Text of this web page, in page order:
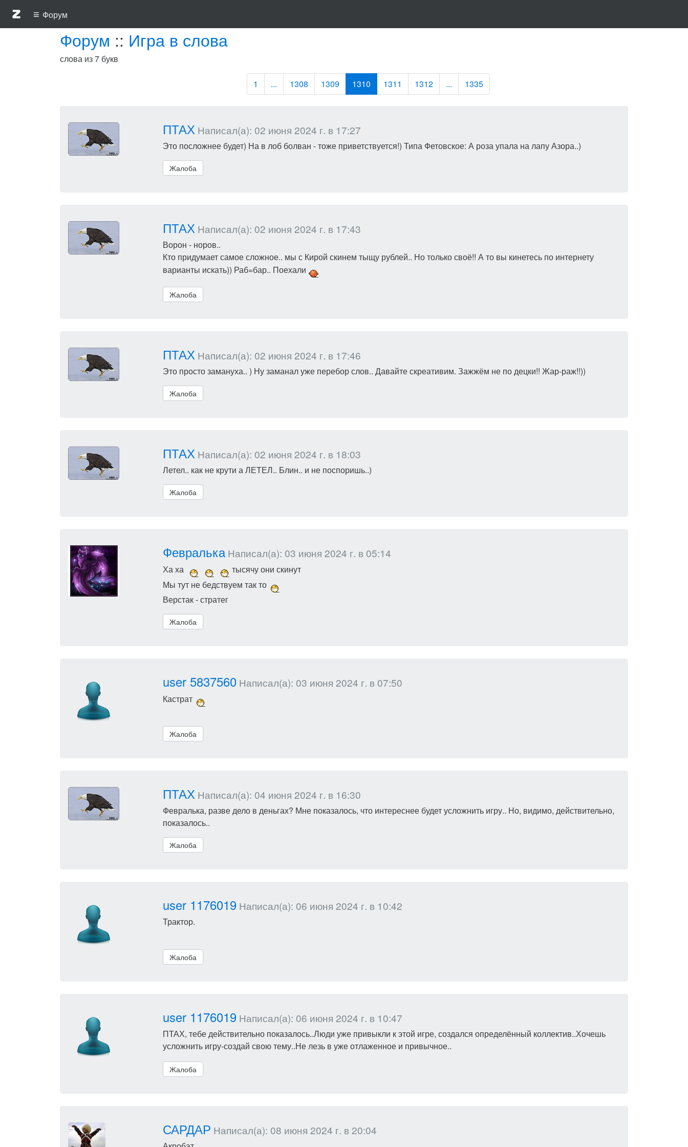
≡ Форум
Форум :: Игра в слова
слова из 7 букв
1 ... 1308 1309 1310 1311 1312 ... 1335
ПТАХ Написал(а): 02 июня 2024 г. в 17:27
Это посложнее будет) На в лоб болван - тоже приветствуется!) Типа Фетовское: А роза упала на лапу Азора..)
Жалоба
ПТАХ Написал(а): 02 июня 2024 г. в 17:43
Ворон - норов..
Кто придумает самое сложное.. мы с Кирой скинем тыщу рублей.. Но только своё!! А то вы кинетесь по интернету
варианты искать)) Раб=бар.. Поехали
Жалоба
ПТАХ Написал(а): 02 июня 2024 г. в 17:46
Это просто замануха.. ) Ну заманал уже перебор слов.. Давайте скреативим. Зажжём не по децки!! Жар-раж!!))
Жалоба
ПТАХ Написал(а): 02 июня 2024 г. в 18:03
Летел.. как не крути а ЛЕТЕЛ.. Блин.. и не поспоришь..)
Жалоба
ФевралькаНаписал(а): 03 июня 2024 г. в 05:14
Ха ха
тысячу они скинут
Мы тут не бедствуем так то
Верстак - стратег
Жалоба
user 5837560Написал(а): 03 июня 2024 г. в 07:50
Кастрат
Жалоба
ПТАХ Написал(а): 04 июня 2024 г. в 16:30
Февралька, разве дело в деньгах? Мне показалось, что интереснее будет усложнить игру.. Но, видимо, действительно,
показалось..
Жалоба
user 1176019Написал(а): 06 июня 2024 г. в 10:42
Трактор.
Жалоба
user 1176019Написал(а): 06 июня 2024 г. в 10:47
ПТАХ, тебе действительно показалось..Люди уже привыкли к этой игре, создался определённый коллектив..Хочешь
усложнить игру-создай свою тему..Не лезь в уже отлаженное и привычное..
Жалоба
САРДАР Написал(а): 08 июня 2024 г. в 20:04